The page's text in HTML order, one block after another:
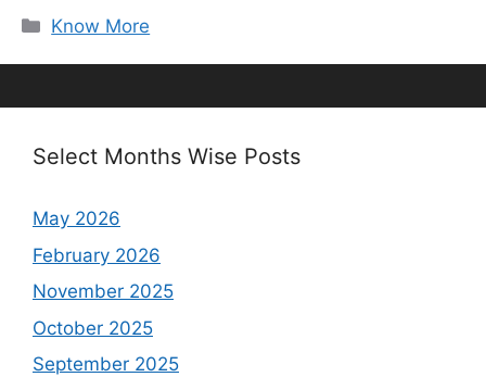
Categories
Know More
Select Months Wise Posts
May 2026
February 2026
November 2025
October 2025
September 2025